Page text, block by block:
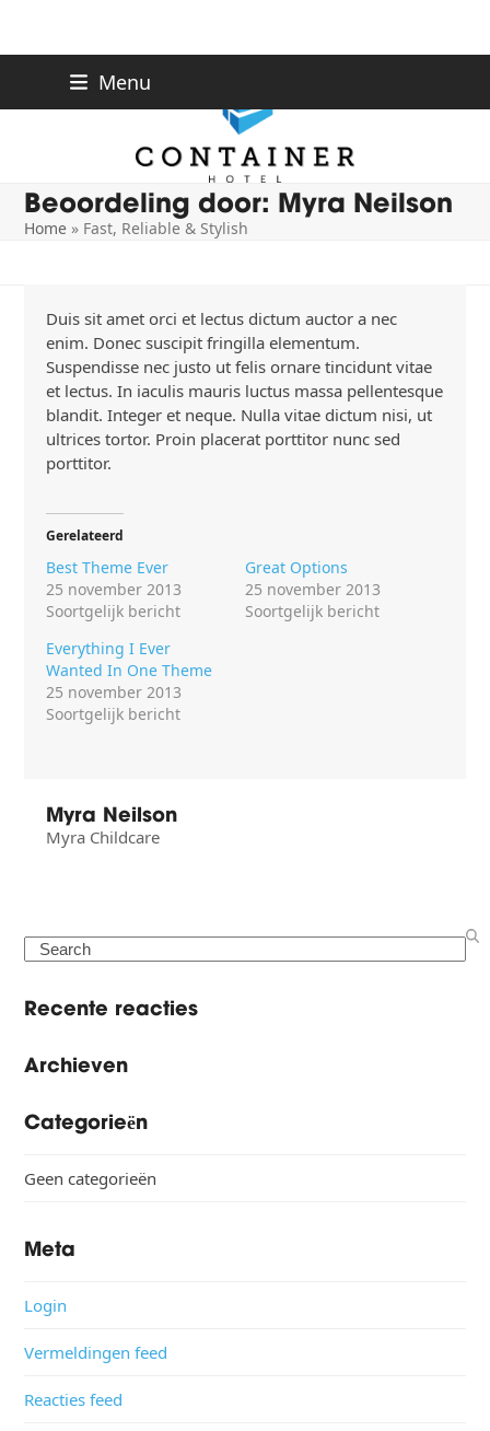
content
Menu
Beoordeling door: Myra Neilson
Home » Fast, Reliable & Stylish
Duis sit amet orci et lectus dictum auctor a nec
enim. Donec suscipit fringilla elementum.
Suspendisse nec justo ut felis ornare tincidunt vitae
et lectus. In iaculis mauris luctus massa pellentesque
blandit. Integer et neque. Nulla vitae dictum nisi, ut
ultrices tortor. Proin placerat porttitor nunc sed
porttitor.
Gerelateerd
Best Theme Ever
25 november 2013
Soortgelijk bericht
Great Options
25 november 2013
Soortgelijk bericht
Everything I Ever
Wanted In One Theme
25 november 2013
Soortgelijk bericht
Myra Neilson
Myra Childcare
Search
Recente reacties
Archieven
Categorieën
Geen categorieën
Meta
Login
Vermeldingen feed
Reacties feed